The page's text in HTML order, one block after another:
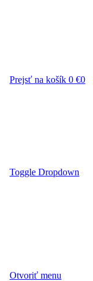
Prejsť na košík 0 €0
Toggle Dropdown
Otvoriť menu